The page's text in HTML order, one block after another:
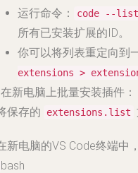
运行命令： code --
所有已安装扩展的ID。
你可以将列表重定向到
extensions >
新电脑上批量安装插件：
保存的
extensions.list
新电脑的VS Code终端中
bash